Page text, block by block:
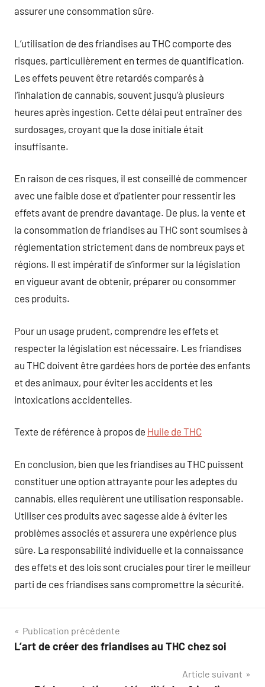
assurer une consommation sûre.
L’utilisation de des friandises au THC comporte des
risques, particulièrement en termes de quantification.
Les effets peuvent être retardés comparés à
l’inhalation de cannabis, souvent jusqu’à plusieurs
heures après ingestion. Cette délai peut entraîner des
surdosages, croyant que la dose initiale était
insuffisante.
En raison de ces risques, il est conseillé de commencer
avec une faible dose et d’patienter pour ressentir les
effets avant de prendre davantage. De plus, la vente et
la consommation de friandises au THC sont soumises à
réglementation strictement dans de nombreux pays et
régions. Il est impératif de s’informer sur la législation
en vigueur avant de obtenir, préparer ou consommer
ces produits.
Pour un usage prudent, comprendre les effets et
respecter la législation est nécessaire. Les friandises
au THC doivent être gardées hors de portée des enfants
et des animaux, pour éviter les accidents et les
intoxications accidentelles.
Texte de référence à propos de Huile de THC
En conclusion, bien que les friandises au THC puissent
constituer une option attrayante pour les adeptes du
cannabis, elles requièrent une utilisation responsable.
Utiliser ces produits avec sagesse aide à éviter les
problèmes associés et assurera une expérience plus
sûre. La responsabilité individuelle et la connaissance
des effets et des lois sont cruciales pour tirer le meilleur
parti de ces friandises sans compromettre la sécurité.
Navigation
de
Publication précédente
L’art de créer des friandises au THC chez soi
Article suivant